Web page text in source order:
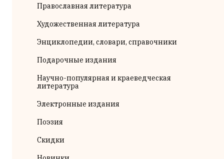
Православная литература
Художественная литература
Энциклопедии, словари, справочники
Подарочные издания
Научно-популярная и краеведческая
литература
Электронные издания
Поэзия
Скидки